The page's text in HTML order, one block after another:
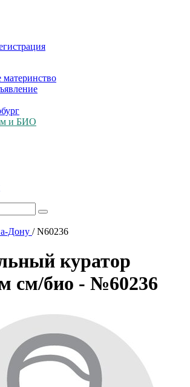
материнство
и БИО
Дону /N60236
куратор
см/био - №60236